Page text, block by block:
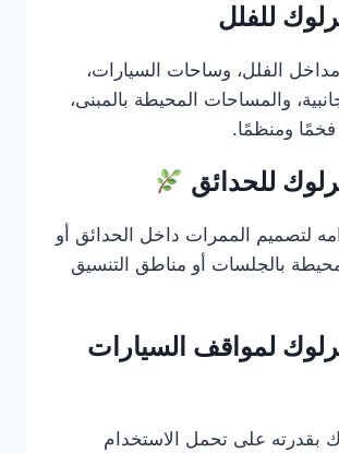
للفلل
الفلل، وساحات السيارات،
والمساحات المحيطة بالمبنى،
فخمًا ومنظمًا.
للحدائق
لتصميم الممرات داخل الحدائق أو
بالجلسات أو مناطق التنسيق
لمواقف السيارات
بقدرته على تحمل الاستخدام